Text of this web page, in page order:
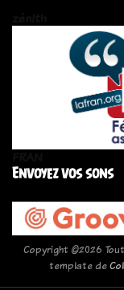
Envoyez vos sons
Copyright ©2026
template de